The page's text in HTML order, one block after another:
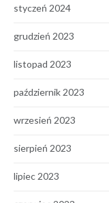
styczeń 2024
grudzień 2023
listopad 2023
październik 2023
wrzesień 2023
sierpień 2023
lipiec 2023